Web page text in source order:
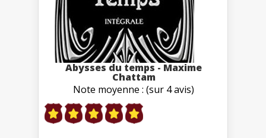
Abysses du temps - Maxime
Chattam
Note moyenne : (sur 4 avis)